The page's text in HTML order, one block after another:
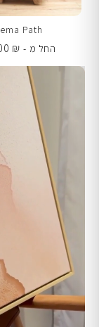
Path
החל מ - ₪